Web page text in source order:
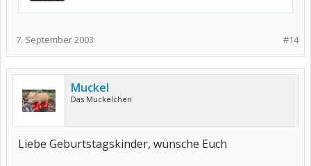
#14
7. September 2003
Muckel
Das Muckelchen
Liebe Geburtstagskinder, wünsche Euch